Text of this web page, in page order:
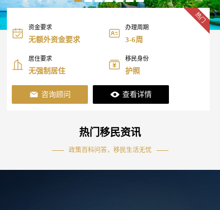
热门
资金要求
无额外资金要求
办理周期
3-6周
居住要求
无强制居住
移民身份
护照
咨询顾问 查看详情
热门移民资讯
政策百科问答，移民生活无忧